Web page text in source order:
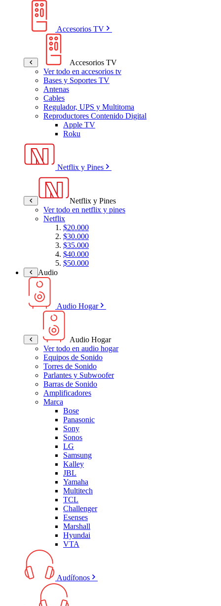
Accesorios TV
Accesorios TV
Ver todo en accesorios tv
Bases y Soportes TV
Antenas
Cables
Regulador, UPS y Multitoma
Reproductores Contenido Digital
Apple TV
Roku
Netflix y Pines
Netflix y Pines
Ver todo en netflix y pines
Netflix
$20.000
$30.000
$35.000
$40.000
$50.000
Audio
Audio Hogar
Audio Hogar
Ver todo en audio hogar
Equipos de Sonido
Torres de Sonido
Parlantes y Subwoofer
Barras de Sonido
Amplificadores
Marca
Bose
Panasonic
Sony
Sonos
LG
Samsung
Kalley
JBL
Yamaha
Multitech
TCL
Challenger
Esenses
Marshall
Hyundai
VTA
Audífonos